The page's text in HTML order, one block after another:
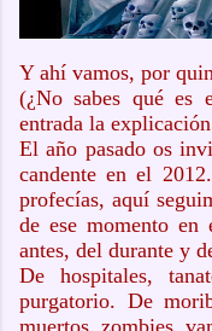
Y ahí vamos, por
(¿No sabes qué es
entrada la
El año pasado os
candente en el
profecías, aquí
de ese momento en
antes, del durante y
De hospitales,
purgatorio. De
muertos, zombies,